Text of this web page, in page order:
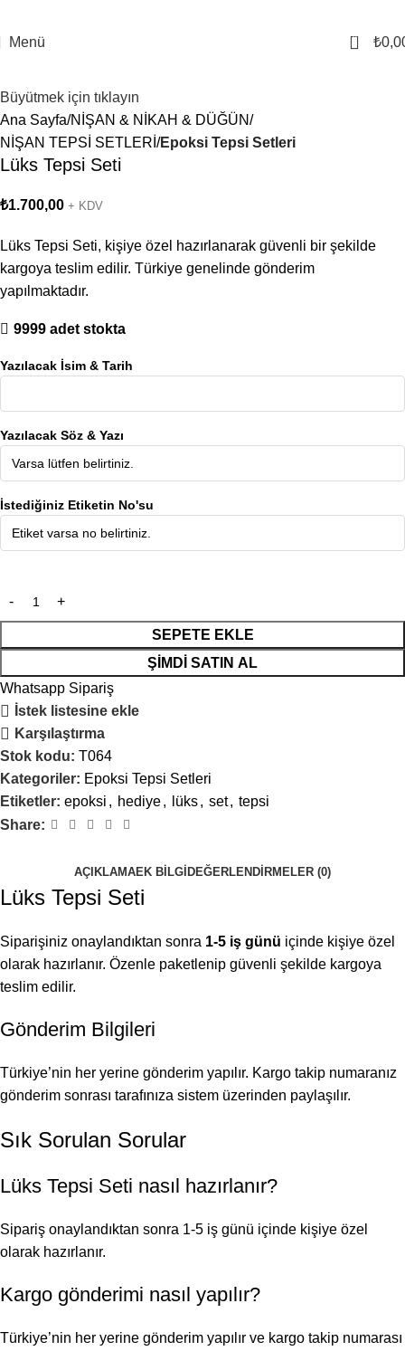
Menü 0 ₺
Büyütmek için tıklayın
Ana Sayfa NİŞAN & NİKAH & DÜĞÜN
NİŞAN TEPSİ SETLERİ Epoksi Tepsi Setleri
Lüks Tepsi Seti
₺1.700,00 + KDV
Lüks Tepsi Seti, kişiye özel hazırlanarak güvenli bir şekilde
kargoya teslim edilir. Türkiye genelinde gönderim
yapılmaktadır.
9999 adet stokta
Yazılacak İsim & Tarih
Yazılacak Söz & Yazı
İstediğiniz Etiketin No'su
SEPETE EKLE
ŞIMDI SATIN AL
Whatsapp Sipariş
İstek listesine ekle
Karşılaştırma
Stok kodu: T064
Kategoriler: Epoksi Tepsi Setleri
Etiketler: epoksi , hediye, lüks, set, tepsi
Share:
AÇIKLAMAEK BILGIDEĞERLENDIRMELER (0)
Lüks Tepsi Seti
Siparişiniz onaylandıktan sonra 1-5 iş günü içinde kişiye özel
olarak hazırlanır. Özenle paketlenip güvenli şekilde kargoya
teslim edilir.
Gönderim Bilgileri
Türkiye’nin her yerine gönderim yapılır. Kargo takip numaranız
gönderim sonrası tarafınıza sistem üzerinden paylaşılır.
Sık Sorulan Sorular
Lüks Tepsi Seti nasıl hazırlanır?
Sipariş onaylandıktan sonra 1-5 iş günü içinde kişiye özel
olarak hazırlanır.
Kargo gönderimi nasıl yapılır?
Türkiye’nin her yerine gönderim yapılır ve kargo takip numarası